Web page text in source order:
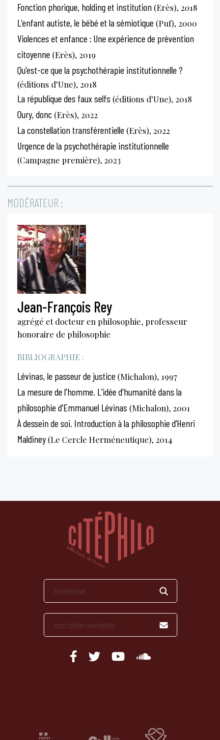
Fonction phorique, holding et institution (Erès), 2018
L'enfant autiste, le bébé et la sémiotique (Puf), 2000
Violences et enfance : Une expérience de prévention
citoyenne (Erès), 2019
Qu'est-ce que la psychothérapie institutionnelle ?
(éditions d’Une), 2018
La république des faux selfs (éditions d’Une), 2018
Oury, donc (Erès), 2022
La constellation transférentielle (Erès), 2022
Urgence de la psychothérapie institutionnelle
(Campagne première), 2023
MODÉRATEUR :
Jean-François Rey
agrégé et docteur en philosophie, professeur
honoraire de philosophie
BIBLIOGRAPHIE :
Lévinas, le passeur de justice (Michalon), 1997
La mesure de l'homme. L'idée d'humanité dans la
philosophie d'Emmanuel Lévinas (Michalon), 2001
À dessein de soi. Introduction à la philosophie d’Henri
Maldiney(Le Cercle Herméneutique), 2014